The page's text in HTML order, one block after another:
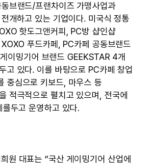
브랜드/프랜차이즈 가맹사업과
개하고 있는 기업이다. 미국식 정통
핫도그앤커피, PC방 샵인샵
푸드카페, PC카페 공동브랜드
이밍기어 브랜드 GEEKSTAR 4개
고 있다. 이를 바탕으로 PC카페 창업
중심으로 키보드, 마우스 등
적극적으로 펼치고 있으며, 전국에
두고 운영하고 있다.
원 대표는 “국산 게이밍기어 산업에